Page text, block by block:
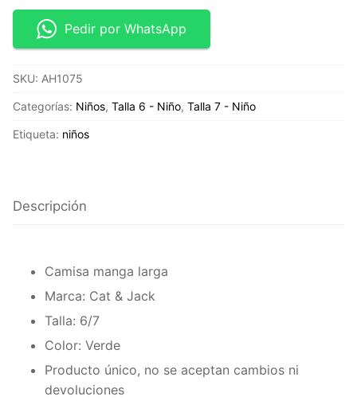
larga
Verde
Talla
6/7
Cat
cantidad
Pedir por WhatsApp
SKU: AH1075
Categorías: Niños, Talla 6 - Niño, Talla 7 - Niño
Etiqueta: niños
Descripción
Camisa manga larga
Marca: Cat & Jack
Talla: 6/7
Color: Verde
Producto único, no se aceptan cambios ni
devoluciones